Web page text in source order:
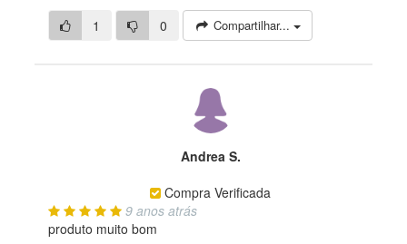
1 0 Compartilhar...
Andrea S.
Compra Verificada
9 anos atrás
produto muito bom